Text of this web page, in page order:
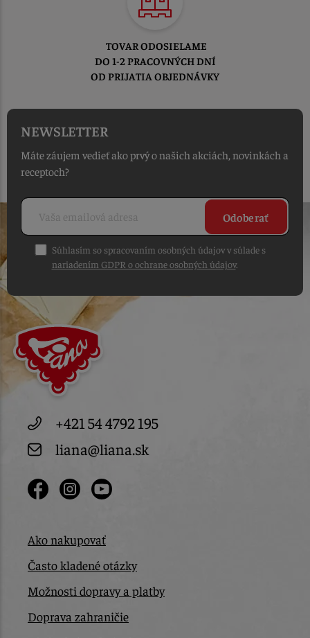
TOVAR ODOSIELAME
DO 1-2 PRACOVNÝCH DNÍ
OD PRIJATIA OBJEDNÁVKY
NEWSLETTER
Máte záujem vedieť ako prvý o našich akciách, novinkách a
receptoch?
Odoberať
Súhlasím so spracovaním osobných údajov v súlade s
nariadením GDPR o ochrane osobných údajov.
+421 54 4792 195
liana@liana.sk
Ako nakupovať
Často kladené otázky
Možnosti dopravy a platby
Doprava zahraničie